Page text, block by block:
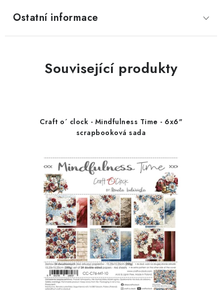
Ostatní informace
Související produkty
Craft o´ clock - Mindfulness Time - 6x6"
scrapbooková sada